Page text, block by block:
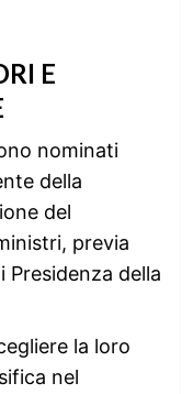
E
nominati
della
del
previa
Presidenza della
la loro
nel